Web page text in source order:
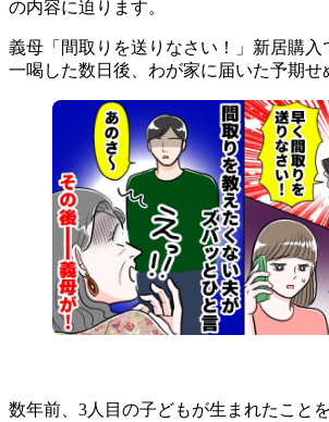
の内容に迫ります。
義母「間取りを送りなさい！」新居購
一喝した数日後、わが家に届いた予期せ
数年前、3人目の子どもが生まれたこと